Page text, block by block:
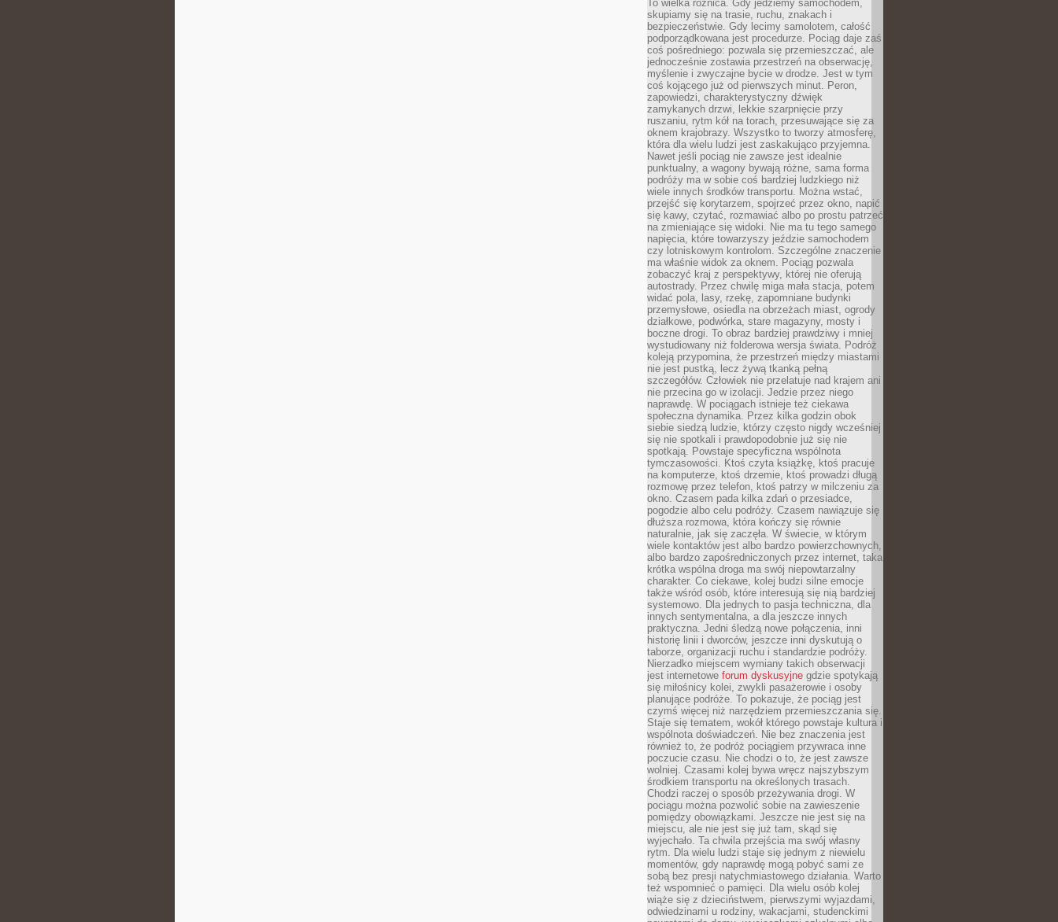
To wielka różnica. Gdy jedziemy samochodem,
skupiamy się na trasie, ruchu, znakach i
bezpieczeństwie. Gdy lecimy samolotem, całość
podporządkowana jest procedurze. Pociąg daje zaś
coś pośredniego: pozwala się przemieszczać, ale
jednocześnie zostawia przestrzeń na obserwację,
myślenie i zwyczajne bycie w drodze. Jest w tym
coś kojącego już od pierwszych minut. Peron,
zapowiedzi, charakterystyczny dźwięk
zamykanych drzwi, lekkie szarpnięcie przy
ruszaniu, rytm kół na torach, przesuwające się za
oknem krajobrazy. Wszystko to tworzy atmosferę,
która dla wielu ludzi jest zaskakująco przyjemna.
Nawet jeśli pociąg nie zawsze jest idealnie
punktualny, a wagony bywają różne, sama forma
podróży ma w sobie coś bardziej ludzkiego niż
wiele innych środków transportu. Można wstać,
przejść się korytarzem, spojrzeć przez okno, napić
się kawy, czytać, rozmawiać albo po prostu patrzeć
na zmieniające się widoki. Nie ma tu tego samego
napięcia, które towarzyszy jeździe samochodem
czy lotniskowym kontrolom. Szczególne znaczenie
ma właśnie widok za oknem. Pociąg pozwala
zobaczyć kraj z perspektywy, której nie oferują
autostrady. Przez chwilę miga mała stacja, potem
widać pola, lasy, rzekę, zapomniane budynki
przemysłowe, osiedla na obrzeżach miast, ogrody
działkowe, podwórka, stare magazyny, mosty i
boczne drogi. To obraz bardziej prawdziwy i mniej
wystudiowany niż folderowa wersja świata. Podróż
koleją przypomina, że przestrzeń między miastami
nie jest pustką, lecz żywą tkanką pełną
szczegółów. Człowiek nie przelatuje nad krajem ani
nie przecina go w izolacji. Jedzie przez niego
naprawdę. W pociągach istnieje też ciekawa
społeczna dynamika. Przez kilka godzin obok
siebie siedzą ludzie, którzy często nigdy wcześniej
się nie spotkali i prawdopodobnie już się nie
spotkają. Powstaje specyficzna wspólnota
tymczasowości. Ktoś czyta książkę, ktoś pracuje
na komputerze, ktoś drzemie, ktoś prowadzi długą
rozmowę przez telefon, ktoś patrzy w milczeniu za
okno. Czasem pada kilka zdań o przesiadce,
pogodzie albo celu podróży. Czasem nawiązuje się
dłuższa rozmowa, która kończy się równie
naturalnie, jak się zaczęła. W świecie, w którym
wiele kontaktów jest albo bardzo powierzchownych,
albo bardzo zapośredniczonych przez internet, taka
krótka wspólna droga ma swój niepowtarzalny
charakter. Co ciekawe, kolej budzi silne emocje
także wśród osób, które interesują się nią bardziej
systemowo. Dla jednych to pasja techniczna, dla
innych sentymentalna, a dla jeszcze innych
praktyczna. Jedni śledzą nowe połączenia, inni
historię linii i dworców, jeszcze inni dyskutują o
taborze, organizacji ruchu i standardzie podróży.
Nierzadko miejscem wymiany takich obserwacji
jest internetowe forum dyskusyjne gdzie spotykają
się miłośnicy kolei, zwykli pasażerowie i osoby
planujące podróże. To pokazuje, że pociąg jest
czymś więcej niż narzędziem przemieszczania się.
Staje się tematem, wokół którego powstaje kultura i
wspólnota doświadczeń. Nie bez znaczenia jest
również to, że podróż pociągiem przywraca inne
poczucie czasu. Nie chodzi o to, że jest zawsze
wolniej. Czasami kolej bywa wręcz najszybszym
środkiem transportu na określonych trasach.
Chodzi raczej o sposób przeżywania drogi. W
pociągu można pozwolić sobie na zawieszenie
pomiędzy obowiązkami. Jeszcze nie jest się na
miejscu, ale nie jest się już tam, skąd się
wyjechało. Ta chwila przejścia ma swój własny
rytm. Dla wielu ludzi staje się jednym z niewielu
momentów, gdy naprawdę mogą pobyć sami ze
sobą bez presji natychmiastowego działania. Warto
też wspomnieć o pamięci. Dla wielu osób kolej
wiąże się z dzieciństwem, pierwszymi wyjazdami,
odwiedzinami u rodziny, wakacjami, studenckimi